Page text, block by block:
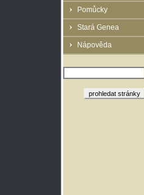
Pomůcky
Stará Genea
Nápověda